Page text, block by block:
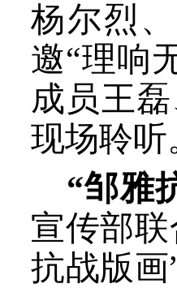
杨尔烈
邀“理响
成员王
现场聆听
“邹雅
宣传部联
抗战版画